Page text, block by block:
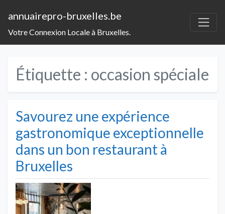
annuairepro-bruxelles.be
Votre Connexion Locale à Bruxelles.
Étiquette : occasion spéciale
Savourez une expérience
gastronomique exceptionnelle
dans un bon restaurant à
Bruxelles